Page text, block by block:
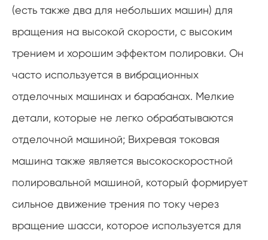
(есть также два для небольших машин) для
вращения на высокой скорости, с высоким
трением и хорошим эффектом полировки. Он
часто используется в вибрационных
отделочных машинах и барабанах. Мелкие
детали, которые не легко обрабатываются
отделочной машиной; Вихревая токовая
машина также является высокоскоростной
полировальной машиной, который формирует
сильное движение трения по току через
вращение шасси, которое используется для